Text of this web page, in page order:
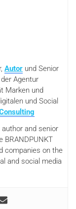
Autor und Senior
Agentur
Marken und
und Social
author and senior
BRANDPUNKT
companies on the
and social media